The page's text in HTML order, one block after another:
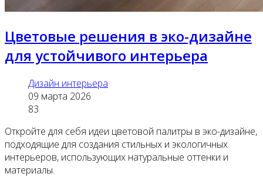
Цветовые решения в эко-дизайне
для устойчивого интерьера
Дизайн интерьера
09 марта 2026
83
Откройте для себя идеи цветовой палитры в эко-дизайне,
подходящие для создания стильных и экологичных
интерьеров, использующих натуральные оттенки и
материалы.